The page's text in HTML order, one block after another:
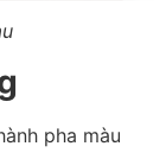
pha màu